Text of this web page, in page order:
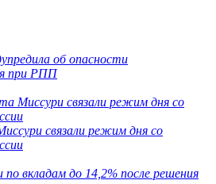
об опасности
при РПП
связали режим дня со